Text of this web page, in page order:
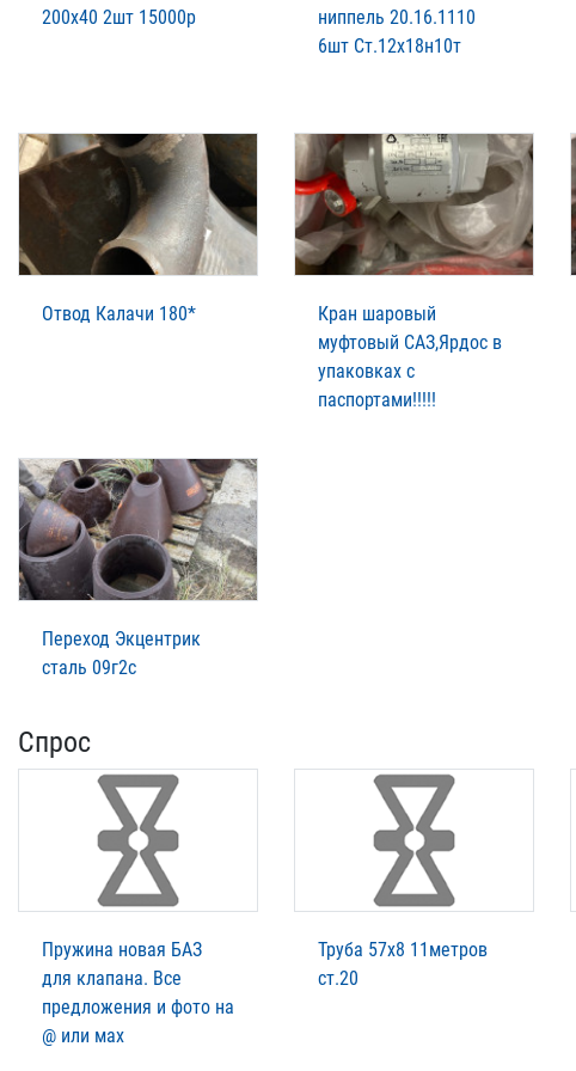
200х40 2шт 15000р
ниппель 20.16.1110
6шт Ст.12х18н10т
Отвод Калачи 180*
Кран шаровый
муфтовый САЗ,Ярдос в
упаковках с
паспортами!!!!!
Переход Экцентрик
сталь 09г2с
Спрос
Пружина новая БАЗ
для клапана. Все
предложения и фото на
@ или мах
Труба 57х8 11метров
ст.20